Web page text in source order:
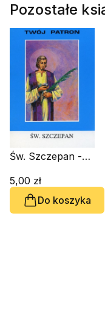
Pozostałe
Św. Szczepan -
5,00 zł
Do koszyka